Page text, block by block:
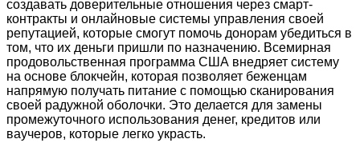
создавать доверительные отношения через смарт-
контракты и онлайновые системы управления своей
репутацией, которые смогут помочь донорам убедиться в
том, что их деньги пришли по назначению. Всемирная
продовольственная программа США внедряет систему
на основе блокчейн, которая позволяет беженцам
напрямую получать питание с помощью сканирования
своей радужной оболочки. Это делается для замены
промежуточного использования денег, кредитов или
ваучеров, которые легко украсть.